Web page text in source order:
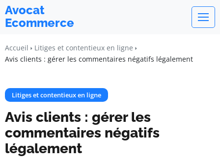
Avocat
Ecommerce
Accueil
Litiges et contentieux en ligne
Avis clients : gérer les commentaires négatifs légalement
Litiges et contentieux en ligne
Avis clients : gérer les
commentaires négatifs
légalement